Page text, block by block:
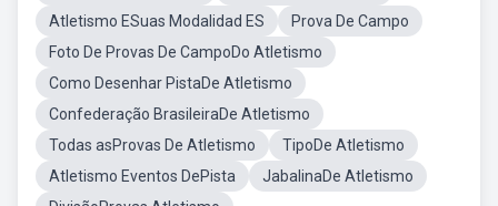
Atletismo ESuas Modalidad ES
Prova De Campo
Foto De Provas De CampoDo Atletismo
Como Desenhar PistaDe Atletismo
Confederação BrasileiraDe Atletismo
Todas asProvas De Atletismo
TipoDe Atletismo
Atletismo Eventos DePista
JabalinaDe Atletismo